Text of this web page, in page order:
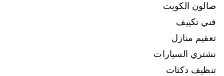
صالون الكويت
فني تكييف
تعقيم منازل
نشتري السيارات
تنظيف دكتات